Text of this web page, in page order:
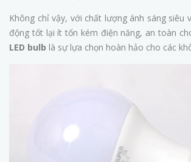
Không chỉ vậy, với chất lượng ánh sáng siêu
động tốt lại ít tốn kém điện năng, an toàn
LED bulb là sự lựa chọn hoàn hảo cho các